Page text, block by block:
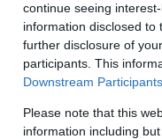
continue seeing
information disclosed
further disclosure of
participants. This
Downstream Participants
Please note that this
information including